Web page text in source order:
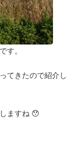
す。
てきたので紹介し
ますね 😯